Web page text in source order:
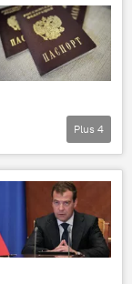
Plus 4